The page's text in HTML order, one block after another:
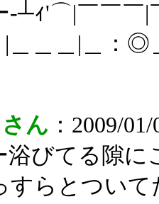
'⌒|￣￣￣|￣
＿＿|＿：◎
ん ：2009/
浴びてる隙
すらとついて